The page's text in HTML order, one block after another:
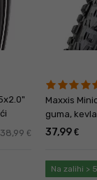
€
Maxxis
guma,
37,99 €
Na zalihi >